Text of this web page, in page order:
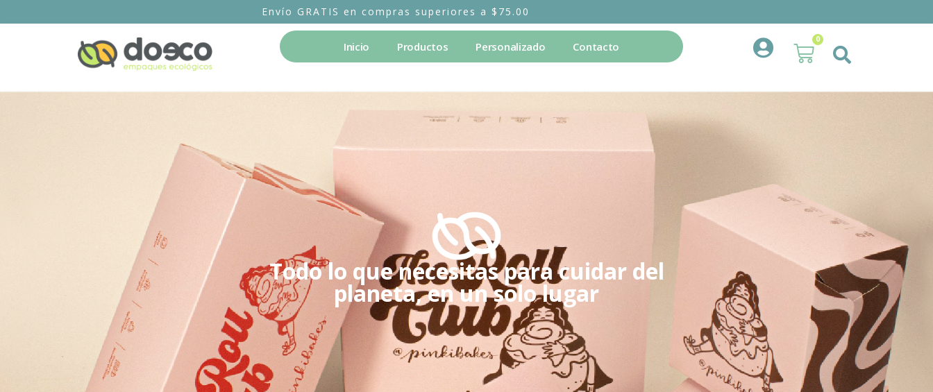
Envío GRATIS en compras superiores a $75.00
Inicio Productos Personalizado Contacto
0
Todo lo que necesitas para cuidar del
planeta, en un solo lugar